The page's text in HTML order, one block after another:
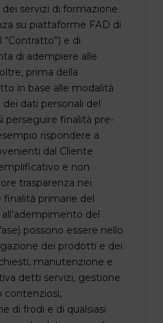
servizi di formazione
su piattaforme FAD di
e di
di adempiere alle
prima della
in base alle modalità
dati personali del
perseguire finalità pre-
rispondere a
dal Cliente
e non
trasparenza nei
finalità primarie del
del
possono essere nello
dei prodotti e dei
manutenzione e
detti servizi, gestione
contenziosi,
di frodi e di qualsiasi